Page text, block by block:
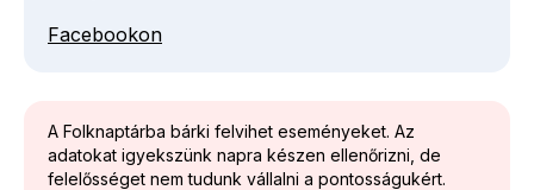
A Folknaptárba bárki felvihet eseményeket. Az
adatokat igyekszünk napra készen ellenőrizni, de
felelősséget nem tudunk vállalni a pontosságukért.
Facebookon